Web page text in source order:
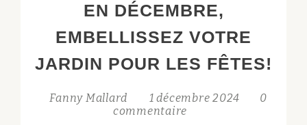
EN DÉCEMBRE,
EMBELLISSEZ VOTRE
JARDIN POUR LES FÊTES!
Fanny Mallard 1 décembre 2024
0
commentaire